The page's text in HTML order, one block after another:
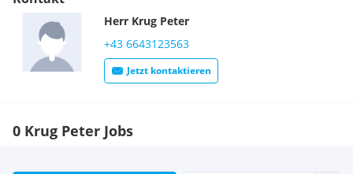
Herr Krug Peter
+43 6643123563
Jetzt kontaktieren
0 Krug Peter Jobs